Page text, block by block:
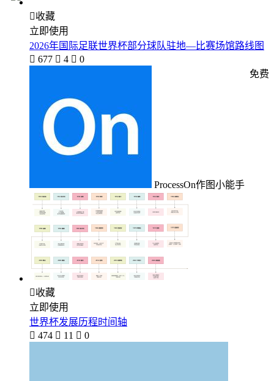
收藏
立即使用
2026年国际足联世界杯部分球队驻地—比赛场馆路线图
 677  4  0
ProcessOn作图小能手
免费
收藏
立即使用
世界杯发展历程时间轴
 474  11  0